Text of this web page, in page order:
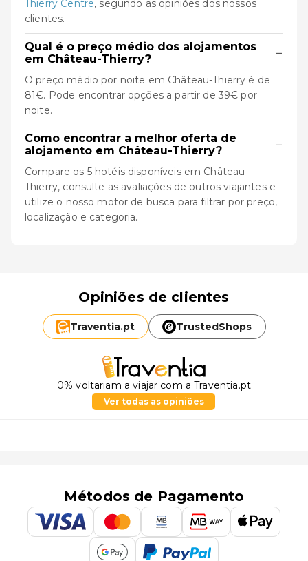
Thierry Centre, segundo as opiniões dos nossos
clientes.
Qual é o preço médio dos alojamentos
em Château-Thierry?
−
O preço médio por noite em Château-Thierry é de
81€. Pode encontrar opções a partir de 39€ por
noite.
Como encontrar a melhor oferta de
alojamento em Château-Thierry?
−
Compare os 5 hotéis disponíveis em Château-
Thierry, consulte as avaliações de outros viajantes e
utilize o nosso motor de busca para filtrar por preço,
localização e categoria.
Opiniões de clientes
Traventia.pt TrustedShops
0% voltariam a viajar com a Traventia.pt
Ver todas as opiniões
Métodos de Pagamento